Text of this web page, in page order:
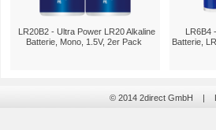
LR20B2 - Ultra Power LR20 Alkaline
Batterie, Mono, 1.5V, 2er Pack
LR6B4
Batterie,
© 2014 2direct GmbH